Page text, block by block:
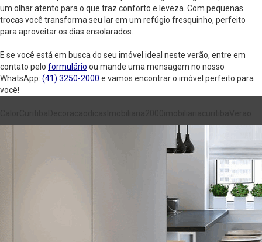
um olhar atento para o que traz conforto e leveza. Com pequenas
trocas você transforma seu lar em um refúgio fresquinho, perfeito
para aproveitar os dias ensolarados.
E se você está em busca do seu imóvel ideal neste verão, entre em
contato pelo formulário ou mande uma mensagem no nosso
WhatsApp: (41) 3250-2000 e vamos encontrar o imóvel perfeito para
você!